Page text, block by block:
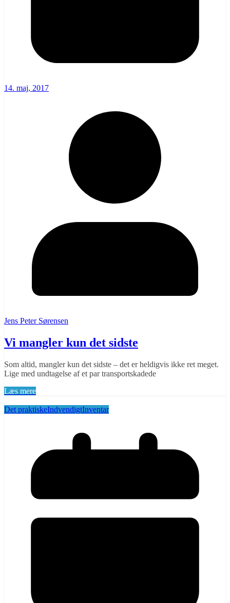
14. maj, 2017
Jens Peter Sørensen
Vi mangler kun det sidste
Som altid, mangler kun det sidste – det er heldigvis ikke ret meget.
Lige med undtagelse af et par transportskadede
Læs mere
Det praktiskeIndvendigtInventar